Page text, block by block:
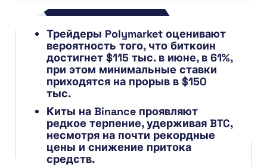
Трейдеры Polymarket оценивают
вероятность того, что биткоин
достигнет $115 тыс. в июне, в 61%,
при этом минимальные ставки
приходятся на прорыв в $150
тыс.
Киты на Binance проявляют
редкое терпение, удерживая BTC,
несмотря на почти рекордные
цены и снижение притока
средств.